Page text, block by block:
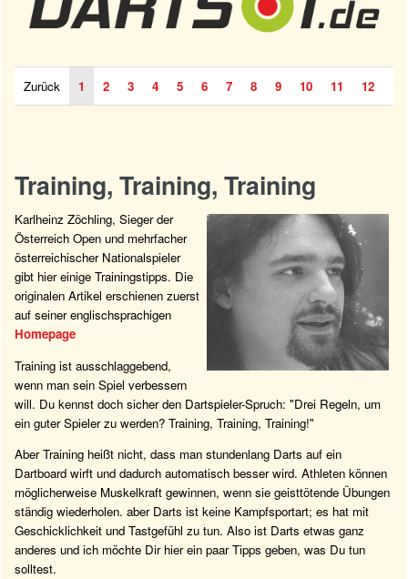
Zurück 1 2 3 4 5 6 7 8 9 10 11 12 13
Training, Training, Training
Karlheinz Zöchling, Sieger der
Österreich Open und mehrfacher
österreichischer Nationalspieler
gibt hier einige Trainingstipps. Die
originalen Artikel erschienen zuerst
auf seiner englischsprachigen
Homepage
Training ist ausschlaggebend,
wenn man sein Spiel verbessern
will. Du kennst doch sicher den Dartspieler-Spruch: "Drei Regeln, um
ein guter Spieler zu werden? Training, Training, Training!"
Aber Training heißt nicht, dass man stundenlang Darts auf ein
Dartboard wirft und dadurch automatisch besser wird. Athleten können
möglicherweise Muskelkraft gewinnen, wenn sie geisttötende Übungen
ständig wiederholen. aber Darts ist keine Kampfsportart; es hat mit
Geschicklichkeit und Tastgefühl zu tun. Also ist Darts etwas ganz
anderes und ich möchte Dir hier ein paar Tipps geben, was Du tun
solltest.